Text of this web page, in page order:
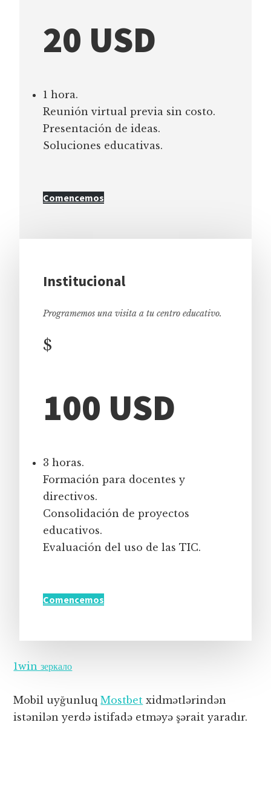
20 USD
1 hora.
Reunión virtual previa sin costo.
Presentación de ideas.
Soluciones educativas.
Comencemos
Institucional
Programemos una visita a tu centro educativo.
$
100 USD
3 horas.
Formación para docentes y
directivos.
Consolidación de proyectos
educativos.
Evaluación del uso de las TIC.
Comencemos
1win зеркало
Mobil uyğunluqMostbet xidmətlərindən
istənilən yerdə istifadə etməyə şərait yaradır.